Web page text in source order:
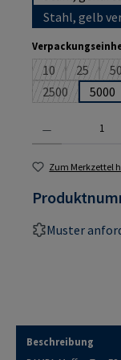
Stahl, gelb
10(Diese Option
25(Diese50
2500(Diese 5000
Zum Merkzettel
Muster
Beschreibung